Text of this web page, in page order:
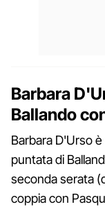
Barbara
Ballando
Barbara D'Urso
puntata di
seconda serata
coppia con